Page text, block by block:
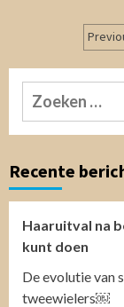
Zoeken
naar:
Recente
Haaruitval na
kunt doen
De evolutie van
tweewielers￼